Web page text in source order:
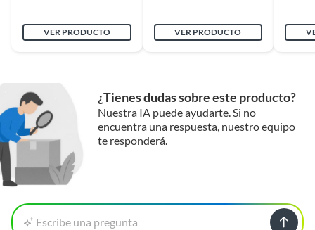
VER PRODUCTO VER PRODUCTO
¿Tienes dudas sobre este producto?
Nuestra IA puede ayudarte. Si no
encuentra una respuesta, nuestro equipo
te responderá.
Escribe una pregunta